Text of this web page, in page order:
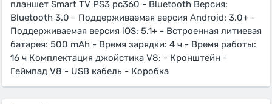
планшет Smart TV PS3 pc360 - Bluetooth Версия:
Bluetooth 3.0 - Поддерживаемая версия Android: 3.0+ -
Поддерживаемая версия iOS: 5.1+ - Встроенная литиевая
батарея: 500 mAh - Время зарядки: 4 ч - Время работы:
16 ч Комплектация джойстика V8: - Кронштейн -
Геймпад V8 - USB кабель - Коробка